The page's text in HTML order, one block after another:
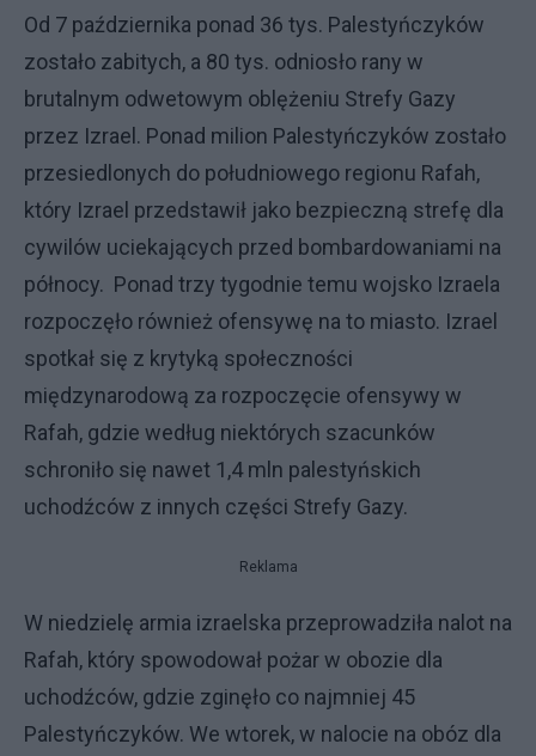
Od 7 października ponad 36 tys. Palestyńczyków
zostało zabitych, a 80 tys. odniosło rany w
brutalnym odwetowym oblężeniu Strefy Gazy
przez Izrael. Ponad milion Palestyńczyków zostało
przesiedlonych do południowego regionu Rafah,
który Izrael przedstawił jako bezpieczną strefę dla
cywilów uciekających przed bombardowaniami na
północy. Ponad trzy tygodnie temu wojsko Izraela
rozpoczęło również ofensywę na to miasto. Izrael
spotkał się z krytyką społeczności
międzynarodową za rozpoczęcie ofensywy w
Rafah, gdzie według niektórych szacunków
schroniło się nawet 1,4 mln palestyńskich
uchodźców z innych części Strefy Gazy.
Reklama
W niedzielę armia izraelska przeprowadziła nalot na
Rafah, który spowodował pożar w obozie dla
uchodźców, gdzie zginęło co najmniej 45
Palestyńczyków. We wtorek, w nalocie na obóz dla